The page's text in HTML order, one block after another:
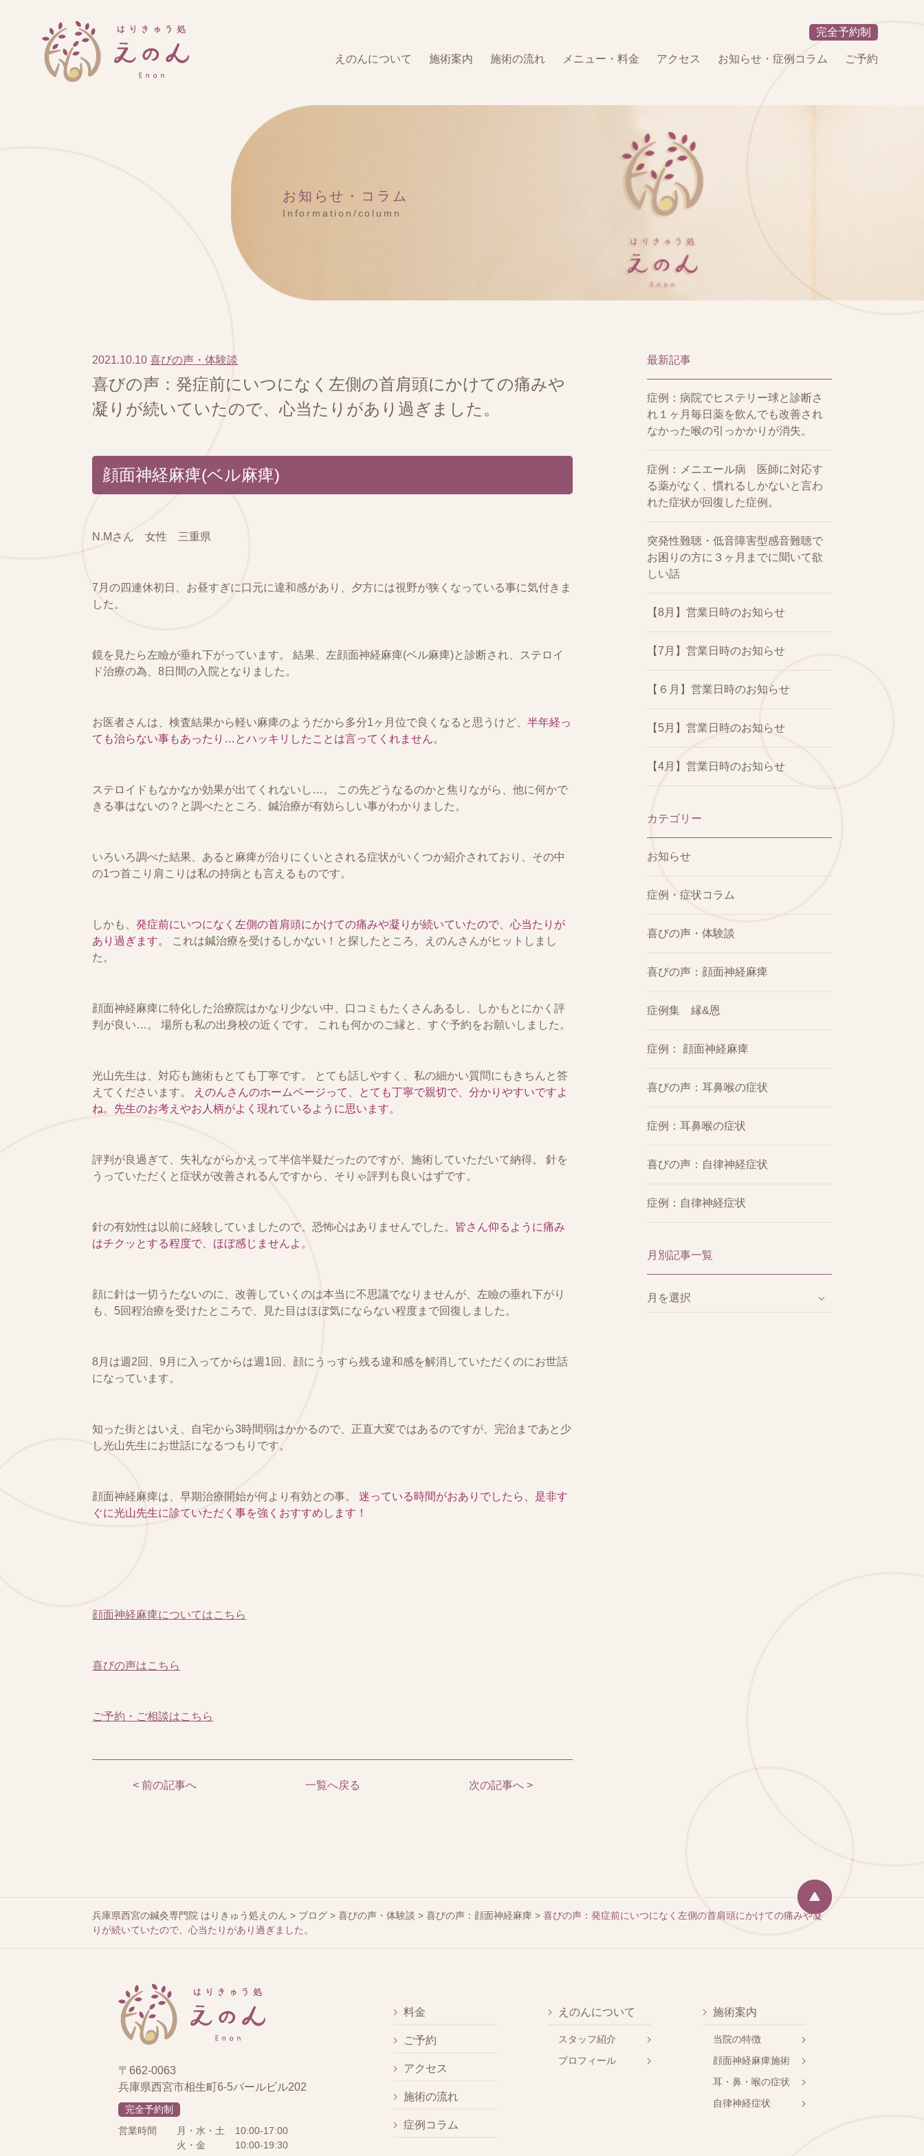
完全予約制
えのんについて 施術案内 施術の流れ メニュー・料金 アクセス お知らせ・症例コラム ご予約
お知らせ・コラム
Information/column
2021.10.10喜びの声・体験談
喜びの声：発症前にいつになく左側の首肩頭にかけての痛みや
凝りが続いていたので、心当たりがあり過ぎました。
顔面神経麻痺(ベル麻痺)
N.Mさん 女性 三重県
7月の四連休初日、お昼すぎに口元に違和感があり、夕方には視野が狭くなっている事に気付きま
した。
鏡を見たら左瞼が垂れ下がっています。 結果、左顔面神経麻痺(ベル麻痺)と診断され、ステロイ
ド治療の為、8日間の入院となりました。
お医者さんは、検査結果から軽い麻痺のようだから多分1ヶ月位で良くなると思うけど、半年経っ
ても治らない事もあったり…とハッキリしたことは言ってくれません。
ステロイドもなかなか効果が出てくれないし…。 この先どうなるのかと焦りながら、他に何かで
きる事はないの？と調べたところ、鍼治療が有効らしい事がわかりました。
いろいろ調べた結果、あると麻痺が治りにくいとされる症状がいくつか紹介されており、その中
の1つ首こり肩こりは私の持病とも言えるものです。
しかも、発症前にいつになく左側の首肩頭にかけての痛みや凝りが続いていたので、心当たりが
あり過ぎます。
これは鍼治療を受けるしかない！と探したところ、えのんさんがヒットしまし
た。
顔面神経麻痺に特化した治療院はかなり少ない中、口コミもたくさんあるし、しかもとにかく評
判が良い…。 場所も私の出身校の近くです。 これも何かのご縁と、すぐ予約をお願いしました。
光山先生は、対応も施術もとても丁寧です。 とても話しやすく、私の細かい質問にもきちんと答
えてくださいます。
えのんさんのホームページって、とても丁寧で親切で、分かりやすいですよ
ね。先生のお考えやお人柄がよく現れているように思います。
評判が良過ぎて、失礼ながらかえって半信半疑だったのですが、施術していただいて納得。 針を
うっていただくと症状が改善されるんですから、そりゃ評判も良いはずです。
針の有効性は以前に経験していましたので、恐怖心はありませんでした。 皆さん仰るように痛み
はチクッとする程度で、ほぼ感じませんよ。
顔に針は一切うたないのに、改善していくのは本当に不思議でなりませんが、左瞼の垂れ下がり
も、5回程治療を受けたところで、見た目はほぼ気にならない程度まで回復しました。
8月は週2回、9月に入ってからは週1回、顔にうっすら残る違和感を解消していただくのにお世話
になっています。
知った街とはいえ、自宅から3時間弱はかかるので、正直大変ではあるのですが、完治まであと少
し光山先生にお世話になるつもりです。
顔面神経麻痺は、早期治療開始が何より有効との事。迷っている時間がおありでしたら、是非す
ぐに光山先生に診ていただく事を強くおすすめします！
顔面神経麻痺についてはこちら
喜びの声はこちら
ご予約・ご相談はこちら
< 前の記事へ 一覧へ戻る 次の記事へ >
最新記事
症例：病院でヒステリー球と診断さ
れ１ヶ月毎日薬を飲んでも改善され
なかった喉の引っかかりが消失。
症例：メニエール病 医師に対応す
る薬がなく、慣れるしかないと言わ
れた症状が回復した症例。
突発性難聴・低音障害型感音難聴で
お困りの方に３ヶ月までに聞いて欲
しい話
【8月】営業日時のお知らせ
【7月】営業日時のお知らせ
【６月】営業日時のお知らせ
【5月】営業日時のお知らせ
【4月】営業日時のお知らせ
カテゴリー
お知らせ
症例・症状コラム
喜びの声・体験談
喜びの声：顔面神経麻痺
症例集 縁&恩
症例： 顔面神経麻痺
喜びの声：耳鼻喉の症状
症例：耳鼻喉の症状
喜びの声：自律神経症状
症例：自律神経症状
月別記事一覧
兵庫県西宮の鍼灸専門院 はりきゅう処えのん > ブログ >喜びの声・体験談 >喜びの声：顔面神経麻痺 >喜びの声：発症前にいつになく左側の首肩頭にかけての痛みや凝
りが続いていたので、心当たりがあり過ぎました。
〒662-0063
兵庫県西宮市相生町6-5パールビル202
完全予約制
営業時間
月・水・土
10:00-17:00
火・金
10:00-19:30
料金
ご予約
アクセス
施術の流れ
症例コラム
えのんについて
スタッフ紹介
プロフィール
施術案内
当院の特徴
顔面神経麻痺施術
耳・鼻・喉の症状
自律神経症状